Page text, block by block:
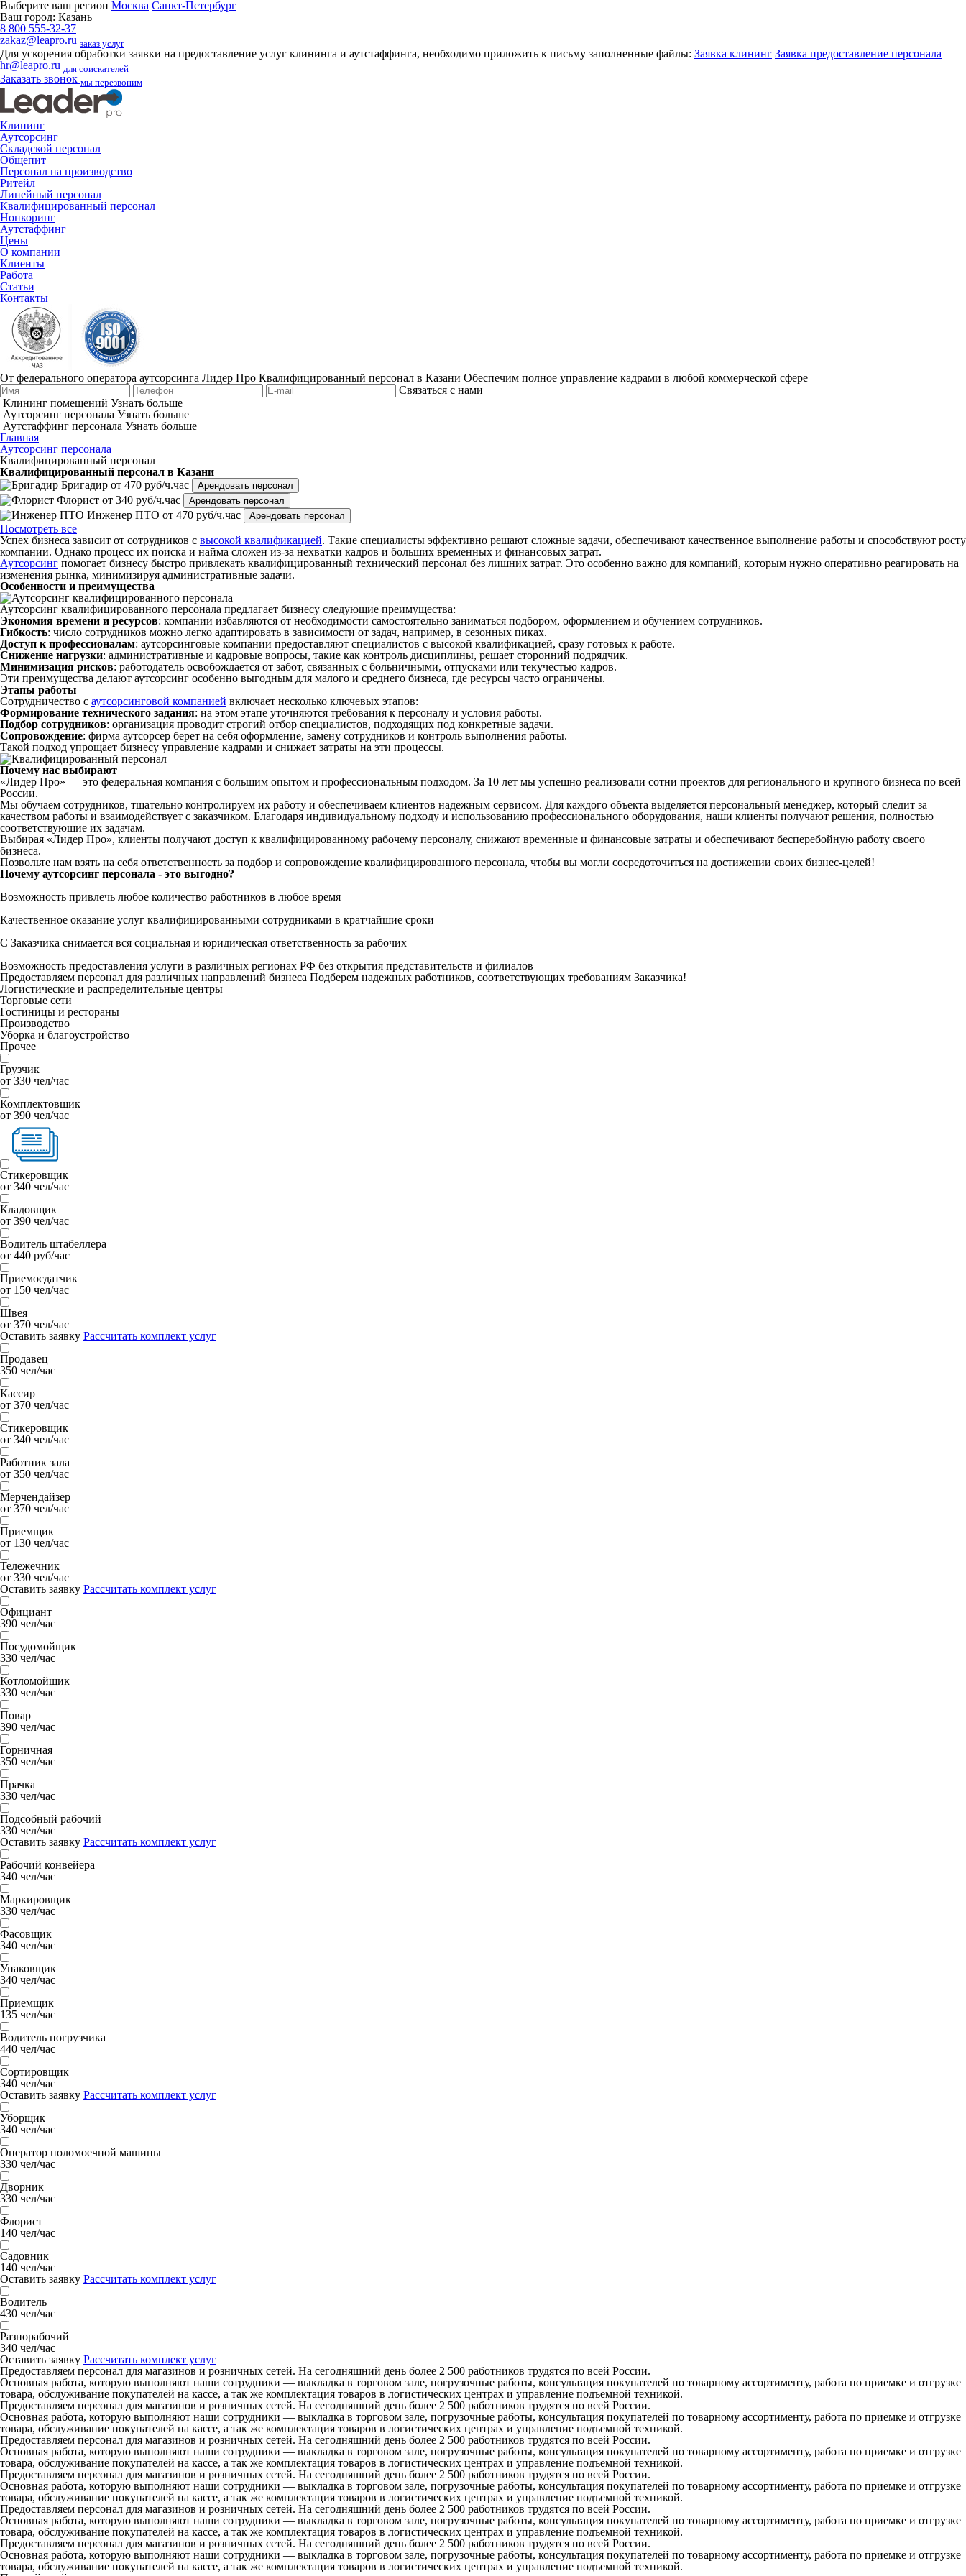
Выберите ваш регион Москва Санкт-Петербург
Ваш город: Казань
8 800 555-32-37
zakaz@leapro.ru заказ услуг
Для ускорения обработки заявки на предоставление услуг клининга и аутстаффинга, необходимо приложить к письму заполненные файлы: Заявка клининг Заявка предоставление персонала
hr@leapro.ru для соискателей
Заказать звонок мы перезвоним
Клининг
Аутсорсинг
Складской персонал
Общепит
Персонал на производство
Ритейл
Линейный персонал
Квалифицированный персонал
Нонкоринг
Аутстаффинг
Цены
О компании
Клиенты
Работа
Статьи
Контакты
От федерального оператора аутсорсинга Лидер Про Квалифицированный персонал в Казани Обеспечим полное управление кадрами в любой коммерческой сфере
Связаться с нами
Клининг помещений Узнать больше
Аутсорсинг персонала Узнать больше
Аутстаффинг персонала Узнать больше
Главная
Аутсорсинг персонала
Квалифицированный персонал
Квалифицированный персонал в Казани
Бригадир от 470 руб/ч.час Арендовать персонал
Флорист от 340 руб/ч.час Арендовать персонал
Инженер ПТО от 470 руб/ч.час Арендовать персонал
Посмотреть все
Успех бизнеса зависит от сотрудников с высокой квалификацией. Такие специалисты эффективно решают сложные задачи, обеспечивают качественное выполнение работы и способствуют росту
компании. Однако процесс их поиска и найма сложен из-за нехватки кадров и больших временных и финансовых затрат.
Аутсорсинг помогает бизнесу быстро привлекать квалифицированный технический персонал без лишних затрат. Это особенно важно для компаний, которым нужно оперативно реагировать на
изменения рынка, минимизируя административные задачи.
Особенности и преимущества
Аутсорсинг квалифицированного персонала предлагает бизнесу следующие преимущества:
Экономия времени и ресурсов: компании избавляются от необходимости самостоятельно заниматься подбором, оформлением и обучением сотрудников.
Гибкость: число сотрудников можно легко адаптировать в зависимости от задач, например, в сезонных пиках.
Доступ к профессионалам: аутсорсинговые компании предоставляют специалистов с высокой квалификацией, сразу готовых к работе.
Снижение нагрузки: административные и кадровые вопросы, такие как контроль дисциплины, решает сторонний подрядчик.
Минимизация рисков: работодатель освобождается от забот, связанных с больничными, отпусками или текучестью кадров.
Эти преимущества делают аутсорсинг особенно выгодным для малого и среднего бизнеса, где ресурсы часто ограничены.
Этапы работы
Сотрудничество с аутсорсинговой компанией включает несколько ключевых этапов:
Формирование технического задания: на этом этапе уточняются требования к персоналу и условия работы.
Подбор сотрудников: организация проводит строгий отбор специалистов, подходящих под конкретные задачи.
Сопровождение: фирма аутсорсер берет на себя оформление, замену сотрудников и контроль выполнения работы.
Такой подход упрощает бизнесу управление кадрами и снижает затраты на эти процессы.
Почему нас выбирают
«Лидер Про» — это федеральная компания с большим опытом и профессиональным подходом. За 10 лет мы успешно реализовали сотни проектов для регионального и крупного бизнеса по всей
России.
Мы обучаем сотрудников, тщательно контролируем их работу и обеспечиваем клиентов надежным сервисом. Для каждого объекта выделяется персональный менеджер, который следит за
качеством работы и взаимодействует с заказчиком. Благодаря индивидуальному подходу и использованию профессионального оборудования, наши клиенты получают решения, полностью
соответствующие их задачам.
Выбирая «Лидер Про», клиенты получают доступ к квалифицированному рабочему персоналу, снижают временные и финансовые затраты и обеспечивают бесперебойную работу своего
бизнеса.
Позвольте нам взять на себя ответственность за подбор и сопровождение квалифицированного персонала, чтобы вы могли сосредоточиться на достижении своих бизнес-целей!
Почему аутсорсинг персонала - это выгодно?
Возможность привлечь любое количество работников в любое время
Качественное оказание услуг квалифицированными сотрудниками в кратчайшие сроки
С Заказчика снимается вся социальная и юридическая ответственность за рабочих
Возможность предоставления услуги в различных регионах РФ без открытия представительств и филиалов
Предоставляем персонал для различных направлений бизнеса Подберем надежных работников, соответствующих требованиям Заказчика!
Логистические и распределительные центры
Торговые сети
Гостиницы и рестораны
Производство
Уборка и благоустройство
Прочее
Грузчик
от 330 чел/час
Комплектовщик
от 390 чел/час
Стикеровщик
от 340 чел/час
Кладовщик
от 390 чел/час
Водитель штабеллера
от 440 руб/час
Приемосдатчик
от 150 чел/час
Швея
от 370 чел/час
Оставить заявку Рассчитать комплект услуг
Продавец
350 чел/час
Кассир
от 370 чел/час
Стикеровщик
от 340 чел/час
Работник зала
от 350 чел/час
Мерчендайзер
от 370 чел/час
Приемщик
от 130 чел/час
Тележечник
от 330 чел/час
Оставить заявку Рассчитать комплект услуг
Официант
390 чел/час
Посудомойщик
330 чел/час
Котломойщик
330 чел/час
Повар
390 чел/час
Горничная
350 чел/час
Прачка
330 чел/час
Подсобный рабочий
330 чел/час
Оставить заявку Рассчитать комплект услуг
Рабочий конвейера
340 чел/час
Маркировщик
330 чел/час
Фасовщик
340 чел/час
Упаковщик
340 чел/час
Приемщик
135 чел/час
Водитель погрузчика
440 чел/час
Сортировщик
340 чел/час
Оставить заявку Рассчитать комплект услуг
Уборщик
340 чел/час
Оператор поломоечной машины
330 чел/час
Дворник
330 чел/час
Флорист
140 чел/час
Садовник
140 чел/час
Оставить заявку Рассчитать комплект услуг
Водитель
430 чел/час
Разнорабочий
340 чел/час
Оставить заявку Рассчитать комплект услуг
Предоставляем персонал для магазинов и розничных сетей. На сегодняшний день более 2 500 работников трудятся по всей России.
Основная работа, которую выполняют наши сотрудники — выкладка в торговом зале, погрузочные работы, консультация покупателей по товарному ассортименту, работа по приемке и отгрузке
товара, обслуживание покупателей на кассе, а так же комплектация товаров в логистических центрах и управление подъемной техникой.
Предоставляем персонал для магазинов и розничных сетей. На сегодняшний день более 2 500 работников трудятся по всей России.
Основная работа, которую выполняют наши сотрудники — выкладка в торговом зале, погрузочные работы, консультация покупателей по товарному ассортименту, работа по приемке и отгрузке
товара, обслуживание покупателей на кассе, а так же комплектация товаров в логистических центрах и управление подъемной техникой.
Предоставляем персонал для магазинов и розничных сетей. На сегодняшний день более 2 500 работников трудятся по всей России.
Основная работа, которую выполняют наши сотрудники — выкладка в торговом зале, погрузочные работы, консультация покупателей по товарному ассортименту, работа по приемке и отгрузке
товара, обслуживание покупателей на кассе, а так же комплектация товаров в логистических центрах и управление подъемной техникой.
Предоставляем персонал для магазинов и розничных сетей. На сегодняшний день более 2 500 работников трудятся по всей России.
Основная работа, которую выполняют наши сотрудники — выкладка в торговом зале, погрузочные работы, консультация покупателей по товарному ассортименту, работа по приемке и отгрузке
товара, обслуживание покупателей на кассе, а так же комплектация товаров в логистических центрах и управление подъемной техникой.
Предоставляем персонал для магазинов и розничных сетей. На сегодняшний день более 2 500 работников трудятся по всей России.
Основная работа, которую выполняют наши сотрудники — выкладка в торговом зале, погрузочные работы, консультация покупателей по товарному ассортименту, работа по приемке и отгрузке
товара, обслуживание покупателей на кассе, а так же комплектация товаров в логистических центрах и управление подъемной техникой.
Предоставляем персонал для магазинов и розничных сетей. На сегодняшний день более 2 500 работников трудятся по всей России.
Основная работа, которую выполняют наши сотрудники — выкладка в торговом зале, погрузочные работы, консультация покупателей по товарному ассортименту, работа по приемке и отгрузке
товара, обслуживание покупателей на кассе, а так же комплектация товаров в логистических центрах и управление подъемной техникой.